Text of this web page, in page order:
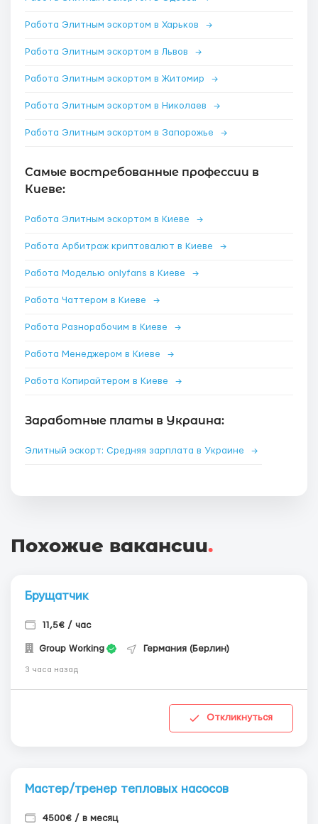
Работа Элитным эскортом в Харьков →
Работа Элитным эскортом в Львов →
Работа Элитным эскортом в Житомир →
Работа Элитным эскортом в Николаев →
Работа Элитным эскортом в Запорожье →
Самые востребованные профессии в
Киеве:
Работа Элитным эскортом в Киеве →
Работа Арбитраж криптовалют в Киеве →
Работа Моделью onlyfans в Киеве →
Работа Чаттером в Киеве →
Работа Разнорабочим в Киеве →
Работа Менеджером в Киеве →
Работа Копирайтером в Киеве →
Заработные платы в Украина:
Элитный эскорт: Средняя зарплата в Украине →
Похожие вакансии.
Брущатчик
11,5€ / час
Group Working Германия (Берлин)
3 часа назад
Откликнуться
Мастер/тренер тепловых насосов
4500€ / в месяц